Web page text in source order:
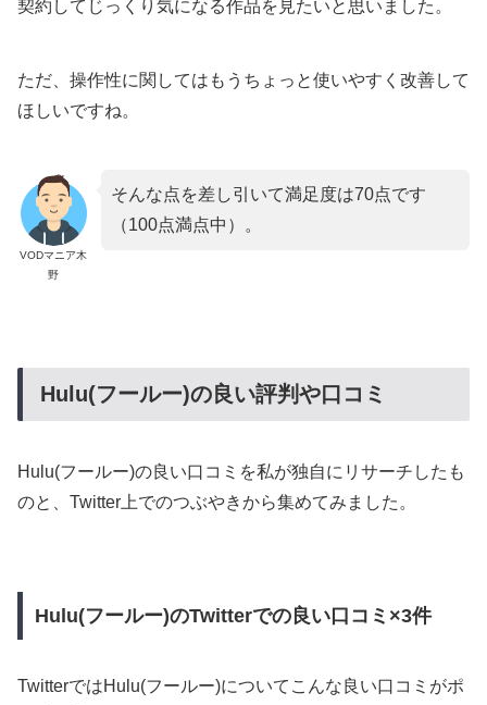
契約してじっくり気になる作品を見たいと思いました。
ただ、操作性に関してはもうちょっと使いやすく改善して
ほしいですね。
VODマニア木
野
そんな点を差し引いて満足度は70点です
（100点満点中）。
Hulu(フールー)の良い評判や口コミ
Hulu(フールー)の良い口コミを私が独自にリサーチしたも
のと、Twitter上でのつぶやきから集めてみました。
Hulu(フールー)のTwitterでの良い口コミ×3件
TwitterではHulu(フールー)についてこんな良い口コミがポ